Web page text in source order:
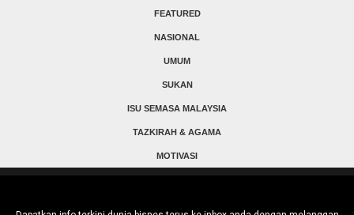
FEATURED
NASIONAL
UMUM
SUKAN
ISU SEMASA MALAYSIA
TAZKIRAH & AGAMA
MOTIVASI